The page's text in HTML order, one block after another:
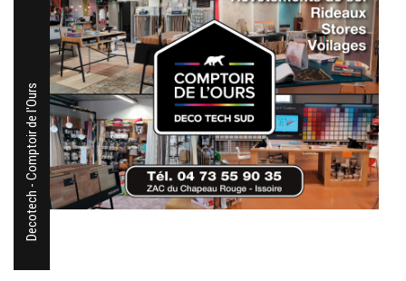
Decotech - Comptoir de l'Ours